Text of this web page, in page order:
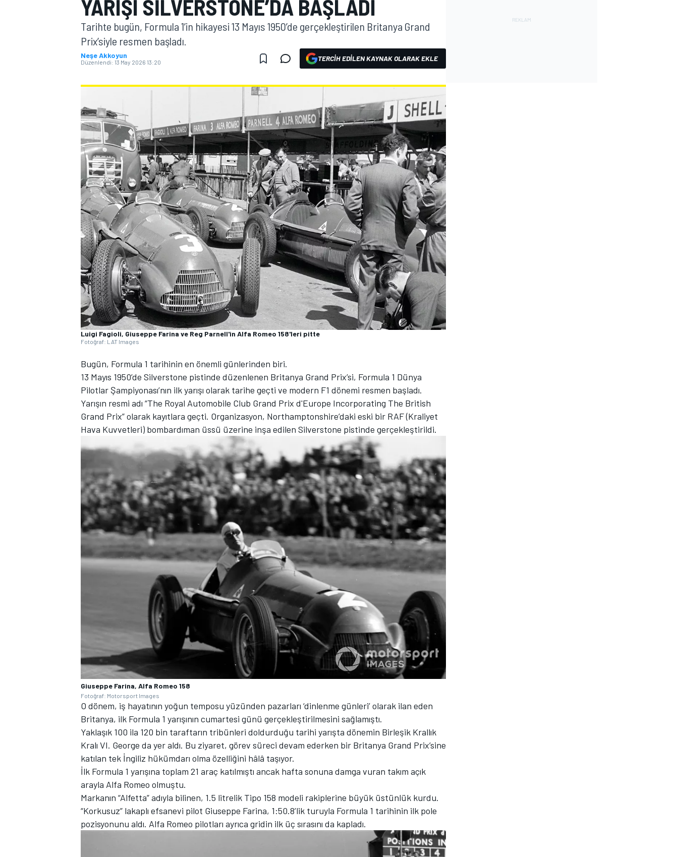
MOTOGP
WORLD SUPERBIKE
WRC
TÜRK SPORCULAR
YARIŞI SILVERSTONE’DA BAŞLADI
Tarihte bugün, Formula 1’in hikayesi 13 Mayıs 1950’de gerçekleştirilen Britanya Grand
Prix’siyle resmen başladı.
Neşe Akkoyun
Düzenlendi: 13 May 2026 13:20 TERCIH EDILEN KAYNAK OLARAK EKLE
Luigi Fagioli, Giuseppe Farina ve Reg Parnell'in Alfa Romeo 158'leri pitte
Fotoğraf: LAT Images
Bugün, Formula 1 tarihinin en önemli günlerinden biri.
13 Mayıs 1950’de Silverstone pistinde düzenlenen Britanya Grand Prix’si, Formula 1 Dünya
Pilotlar Şampiyonası’nın ilk yarışı olarak tarihe geçti ve modern F1 dönemi resmen başladı.
Yarışın resmi adı “The Royal Automobile Club Grand Prix d'Europe Incorporating The British
Grand Prix” olarak kayıtlara geçti. Organizasyon, Northamptonshire’daki eski bir RAF (Kraliyet
Hava Kuvvetleri) bombardıman üssü üzerine inşa edilen Silverstone pistinde gerçekleştirildi.
Giuseppe Farina, Alfa Romeo 158
Fotoğraf: Motorsport Images
O dönem, iş hayatının yoğun temposu yüzünden pazarları ‘dinlenme günleri’ olarak ilan eden
Britanya, ilk Formula 1 yarışının cumartesi günü gerçekleştirilmesini sağlamıştı.
Yaklaşık 100 ila 120 bin taraftarın tribünleri doldurduğu tarihi yarışta dönemin Birleşik Krallık
Kralı VI. George da yer aldı. Bu ziyaret, görev süreci devam ederken bir Britanya Grand Prix’sine
katılan tek İngiliz hükümdarı olma özelliğini hâlâ taşıyor.
İlk Formula 1 yarışına toplam 21 araç katılmıştı ancak hafta sonuna damga vuran takım açık
arayla Alfa Romeo olmuştu.
Markanın “Alfetta” adıyla bilinen, 1.5 litrelik Tipo 158 modeli rakiplerine büyük üstünlük kurdu.
“Korkusuz” lakaplı efsanevi pilot Giuseppe Farina, 1:50.8’lik turuyla Formula 1 tarihinin ilk pole
pozisyonunu aldı. Alfa Romeo pilotları ayrıca gridin ilk üç sırasını da kapladı.